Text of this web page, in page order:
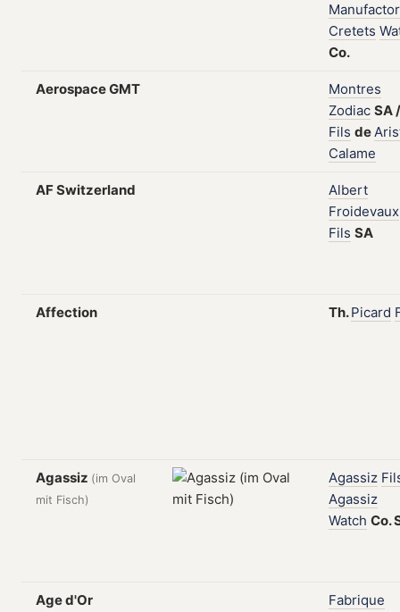
Cretets
Co.
Aerospace GMT
Montres
Zodiac SA/
Fils de
Calame
AF Switzerland
Albert
Froidevaux
Fils SA
Affection Th.Picard
Agassiz (im Oval
mit Fisch)
Agassiz
Agassiz
Watch Co.
Age d'Or
Fabrique